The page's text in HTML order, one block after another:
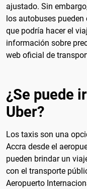
ajustado. Sin
los autobuses
que podría hacer el
información sobre
web oficial de
¿Se puede
Uber?
Los taxis son una
Accra desde el
pueden brindar un
con el transporte
Aeropuerto